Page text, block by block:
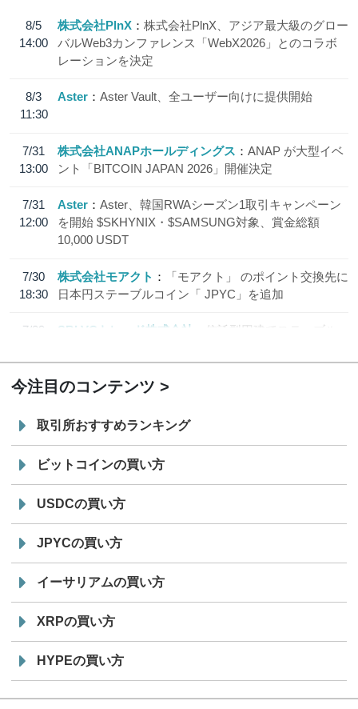
8/5
14:00
株式会社PlnX
株式会社PlnX、アジア最大級のグロー
バルWeb3カンファレンス「WebX2026」とのコラボ
レーションを決定
8/3
11:30
Aster Aster Vault、全ユーザー向けに提供開始
7/31
13:00
株式会社ANAPホールディングス
ANAP が大型イベ
ント「BITCOIN JAPAN 2026」開催決定
7/31
12:00
Aster
Aster、韓国RWAシーズン1取引キャンペーン
を開始 $SKHYNIX・$SAMSUNG対象、賞金総額
10,000 USDT
7/30
18:30
株式会社モアクト
「モアクト」 のポイント交換先に
日本円ステーブルコイン「 JPYC」を追加
7/29
SBI VCトレード株式会社
信託型円建てステーブル
今注目のコンテンツ
取引所おすすめランキング
ビットコインの買い方
USDCの買い方
JPYCの買い方
イーサリアムの買い方
XRPの買い方
HYPEの買い方